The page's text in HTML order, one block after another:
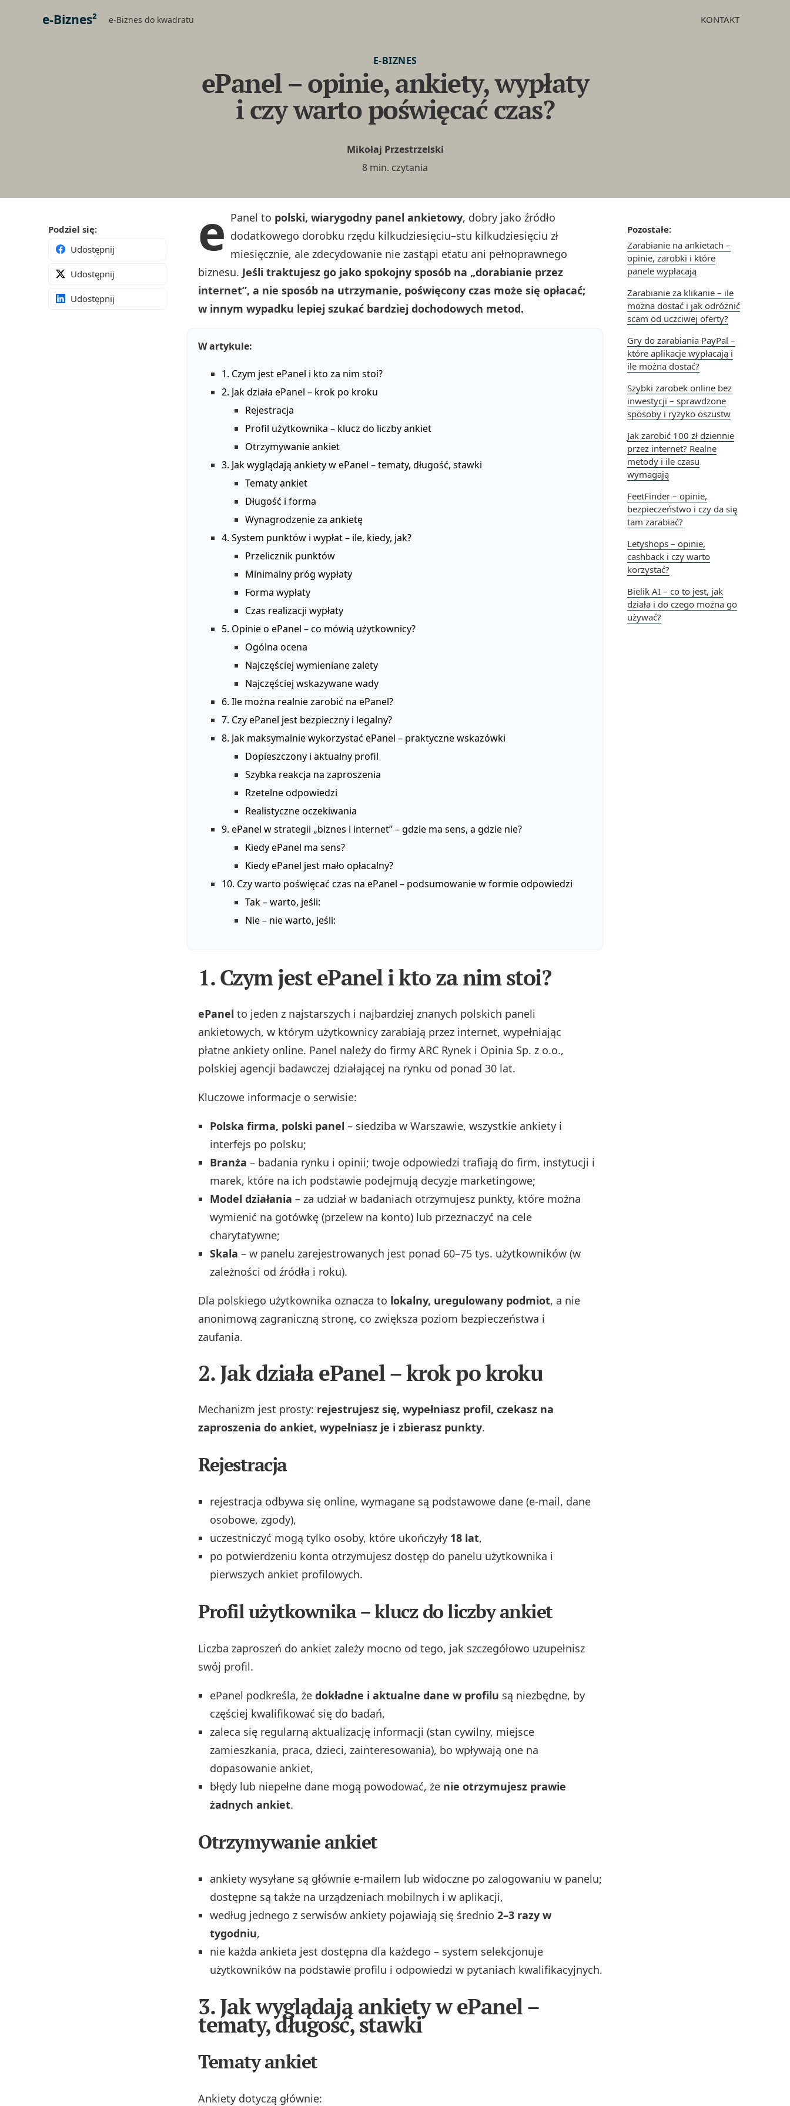
e-Biznes² e-Biznes do kwadratu KONTAKT
E-BIZNES
ePanel – opinie, ankiety, wypłaty
i czy warto poświęcać czas?
Mikołaj Przestrzelski
8 min. czytania
Pozostałe:
Zarabianie na ankietach –
opinie, zarobki i które
panele wypłacają
Zarabianie za klikanie – ile
można dostać i jak odróżnić
scam od uczciwej oferty?
Gry do zarabiania PayPal –
które aplikacje wypłacają i
ile można dostać?
Szybki zarobek online bez
inwestycji – sprawdzone
sposoby i ryzyko oszustw
Jak zarobić 100 zł dziennie
przez internet? Realne
metody i ile czasu
wymagają
FeetFinder – opinie,
bezpieczeństwo i czy da się
tam zarabiać?
Letyshops – opinie,
cashback i czy warto
korzystać?
Bielik AI – co to jest, jak
działa i do czego można go
używać?
Podziel się:
Udostępnij
Udostępnij
Udostępnij
e Panel to polski, wiarygodny panel ankietowy, dobry jako źródło
dodatkowego dorobku rzędu kilkudziesięciu–stu kilkudziesięciu zł
miesięcznie, ale zdecydowanie nie zastąpi etatu ani pełnoprawnego
biznesu. Jeśli traktujesz go jako spokojny sposób na „dorabianie przez
internet”, a nie sposób na utrzymanie, poświęcony czas może się opłacać;
w innym wypadku lepiej szukać bardziej dochodowych metod.
W artykule:
1. Czym jest ePanel i kto za nim stoi?
2. Jak działa ePanel – krok po kroku
Rejestracja
Profil użytkownika – klucz do liczby ankiet
Otrzymywanie ankiet
3. Jak wyglądają ankiety w ePanel – tematy, długość, stawki
Tematy ankiet
Długość i forma
Wynagrodzenie za ankietę
4. System punktów i wypłat – ile, kiedy, jak?
Przelicznik punktów
Minimalny próg wypłaty
Forma wypłaty
Czas realizacji wypłaty
5. Opinie o ePanel – co mówią użytkownicy?
Ogólna ocena
Najczęściej wymieniane zalety
Najczęściej wskazywane wady
6. Ile można realnie zarobić na ePanel?
7. Czy ePanel jest bezpieczny i legalny?
8. Jak maksymalnie wykorzystać ePanel – praktyczne wskazówki
Dopieszczony i aktualny profil
Szybka reakcja na zaproszenia
Rzetelne odpowiedzi
Realistyczne oczekiwania
9. ePanel w strategii „biznes i internet” – gdzie ma sens, a gdzie nie?
Kiedy ePanel ma sens?
Kiedy ePanel jest mało opłacalny?
10. Czy warto poświęcać czas na ePanel – podsumowanie w formie odpowiedzi
Tak – warto, jeśli:
Nie – nie warto, jeśli:
1. Czym jest ePanel i kto za nim stoi?
ePanel to jeden z najstarszych i najbardziej znanych polskich paneli
ankietowych, w którym użytkownicy zarabiają przez internet, wypełniając
płatne ankiety online. Panel należy do firmy ARC Rynek i Opinia Sp. z o.o.,
polskiej agencji badawczej działającej na rynku od ponad 30 lat.
Kluczowe informacje o serwisie:
Polska firma, polski panel – siedziba w Warszawie, wszystkie ankiety i
interfejs po polsku;
Branża – badania rynku i opinii; twoje odpowiedzi trafiają do firm, instytucji i
marek, które na ich podstawie podejmują decyzje marketingowe;
Model działania – za udział w badaniach otrzymujesz punkty, które można
wymienić na gotówkę (przelew na konto) lub przeznaczyć na cele
charytatywne;
Skala – w panelu zarejestrowanych jest ponad 60–75 tys. użytkowników (w
zależności od źródła i roku).
Dla polskiego użytkownika oznacza to lokalny, uregulowany podmiot, a nie
anonimową zagraniczną stronę, co zwiększa poziom bezpieczeństwa i
zaufania.
2. Jak działa ePanel – krok po kroku
Mechanizm jest prosty: rejestrujesz się, wypełniasz profil, czekasz na
zaproszenia do ankiet, wypełniasz je i zbierasz punkty.
Rejestracja
rejestracja odbywa się online, wymagane są podstawowe dane (e‑mail, dane
osobowe, zgody),
uczestniczyć mogą tylko osoby, które ukończyły 18 lat,
po potwierdzeniu konta otrzymujesz dostęp do panelu użytkownika i
pierwszych ankiet profilowych.
Profil użytkownika – klucz do liczby ankiet
Liczba zaproszeń do ankiet zależy mocno od tego, jak szczegółowo uzupełnisz
swój profil.
ePanel podkreśla, że dokładne i aktualne dane w profilu są niezbędne, by
częściej kwalifikować się do badań,
zaleca się regularną aktualizację informacji (stan cywilny, miejsce
zamieszkania, praca, dzieci, zainteresowania), bo wpływają one na
dopasowanie ankiet,
błędy lub niepełne dane mogą powodować, że nie otrzymujesz prawie
żadnych ankiet.
Otrzymywanie ankiet
ankiety wysyłane są głównie e‑mailem lub widoczne po zalogowaniu w panelu;
dostępne są także na urządzeniach mobilnych i w aplikacji,
według jednego z serwisów ankiety pojawiają się średnio 2–3 razy w
tygodniu,
nie każda ankieta jest dostępna dla każdego – system selekcjonuje
użytkowników na podstawie profilu i odpowiedzi w pytaniach kwalifikacyjnych.
3. Jak wyglądają ankiety w ePanel –
tematy, długość, stawki
Tematy ankiet
Ankiety dotyczą głównie: